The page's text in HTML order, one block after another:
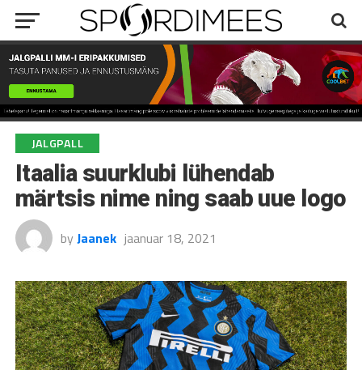
JALGPALL
Itaalia suurklubi lühendab
märtsis nime ning saab uue logo
by Jaanek jaanuar 18, 2021